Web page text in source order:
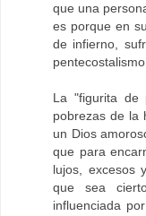
que una
es porque en
de infierno,
La "figurita de
pobrezas de la
un Dios
que para
lujos, excesos
que sea
influenciada